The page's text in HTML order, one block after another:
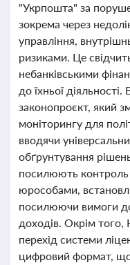
"Укрпошта" за
зокрема через
управління,
ризиками. Це
небанківськими
до їхньої
законопроєкт, який
моніторингу для
вводячи
обґрунтування
посилюють
юрособами,
посилюючи вимоги
доходів. Окрім того,
перехід системи
цифровий формат,